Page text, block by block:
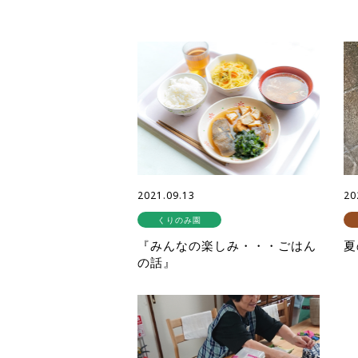
2021.09.13
くりのみ園
『みんなの楽しみ・・・ごはん
の話』